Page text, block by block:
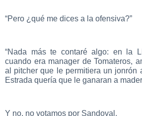
“Pero ¿qué me dices a la ofensiva?”
“Nada más te contaré algo: en la
cuando era manager de Tomateros,
al pitcher que le permitiera un jonrón
Estrada quería que le ganaran a
Y no, no votamos por Sandoval.